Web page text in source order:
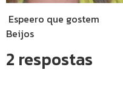
Espeero que gostem
Beijos
2 respostas